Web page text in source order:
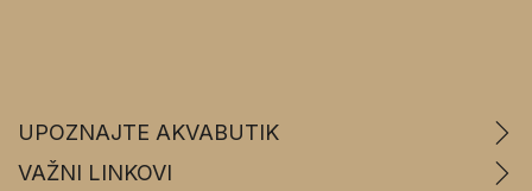
UPOZNAJTE AKVABUTIK
VAŽNI LINKOVI